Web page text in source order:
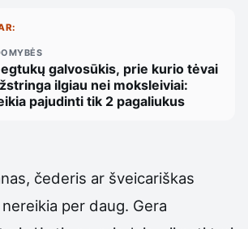
galvosūkis, prie kurio tėvai
ilgiau nei moksleiviai:
pajudinti tik 2 pagaliukus
čederis ar šveicariškas
per daug. Gera